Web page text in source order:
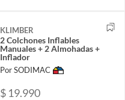
KLIMBER
2 Colchones Inflables
Manuales + 2 Almohadas +
Inflador
Por SODIMAC
$ 19.990